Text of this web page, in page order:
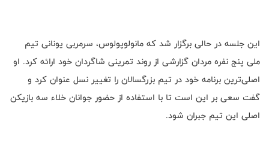
این جلسه در حالی برگزار شد که مانولوپولوس، سرمربی یونانی تیم
ملی پنج نفره مردان گزارشی از روند تمرینی شاگردان خود ارائه کرد. او
اصلی‌ترین برنامه خود در تیم بزرگسالان را تغییر نسل عنوان کرد و
گفت سعی بر این است تا با استفاده از حضور جوانان خلاء سه بازیکن
اصلی این تیم جبران شود.